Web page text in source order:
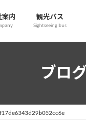
案内 観光バス
Sightseeing bus
ブログ